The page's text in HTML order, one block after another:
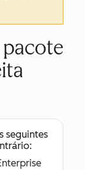
seguintes